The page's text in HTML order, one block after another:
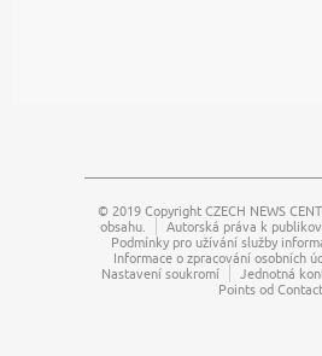
© 2019 Copyright CZECH NEWS
obsahu.
Autorská práva k
Podmínky pro užívání služby
Informace o zpracování osobních
Nastavení soukromí
Jednotná
Points od Contact